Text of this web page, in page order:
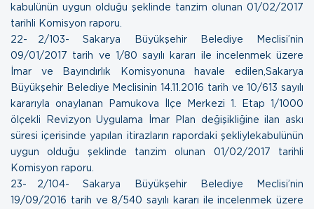
kabulünün uygun olduğu şeklinde tanzim olunan 01/02/2017
tarihli Komisyon raporu.
22- 2/103- Sakarya Büyükşehir Belediye Meclisi’nin
09/01/2017 tarih ve 1/80 sayılı kararı ile incelenmek üzere
İmar ve Bayındırlık Komisyonuna havale edilen,Sakarya
Büyükşehir Belediye Meclisinin 14.11.2016 tarih ve 10/613 sayılı
kararıyla onaylanan Pamukova İlçe Merkezi 1. Etap 1/1000
ölçekli Revizyon Uygulama İmar Plan değişikliğine ilan askı
süresi içerisinde yapılan itirazların rapordaki şekliylekabulünün
uygun olduğu şeklinde tanzim olunan 01/02/2017 tarihli
Komisyon raporu.
23- 2/104- Sakarya Büyükşehir Belediye Meclisi’nin
19/09/2016 tarih ve 8/540 sayılı kararı ile incelenmek üzere